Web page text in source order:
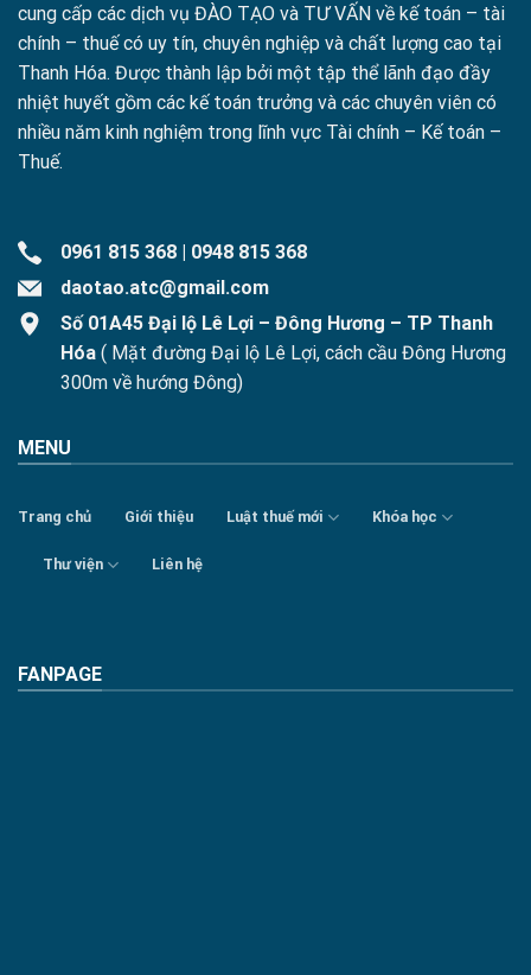
cung cấp các dịch vụ ĐÀO TẠO và TƯ VẤN về kế toán – tài
chính – thuế có uy tín, chuyên nghiệp và chất lượng cao tại
Thanh Hóa. Được thành lập bởi một tập thể lãnh đạo đầy
nhiệt huyết gồm các kế toán trưởng và các chuyên viên có
nhiều năm kinh nghiệm trong lĩnh vực Tài chính – Kế toán –
Thuế.
0961 815 368 | 0948 815 368
daotao.atc@gmail.com
Số 01A45 Đại lộ Lê Lợi – Đông Hương – TP Thanh
Hóa ( Mặt đường Đại lộ Lê Lợi, cách cầu Đông Hương
300m về hướng Đông)
MENU
Trang chủ Giới thiệu Luật thuế mới Khóa học
Thư viện Liên hệ
FANPAGE